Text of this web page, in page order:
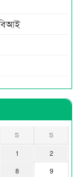
S S
1
2
8
9